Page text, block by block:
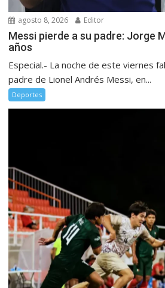
agosto 8, 2026 Editor
Messi pierde a su padre: Jorge
años
Especial.- La noche de este viernes
padre de Lionel Andrés Messi, en...
Deportes